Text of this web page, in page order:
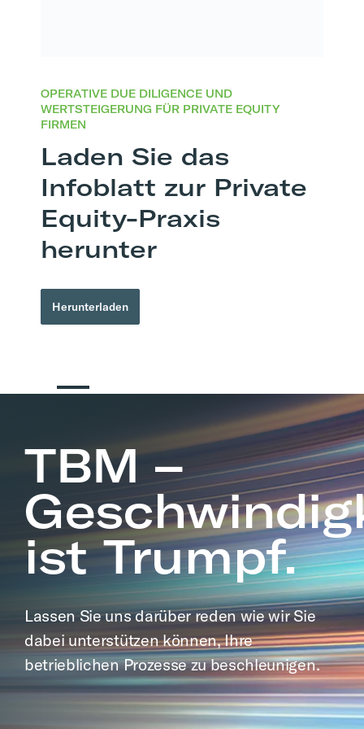
OPERATIVE DUE DILIGENCE UND
WERTSTEIGERUNG FÜR PRIVATE EQUITY
FIRMEN
Laden Sie das
Infoblatt zur Private
Equity-Praxis
herunter
Herunterladen
TBM –
ist Trumpf.
Lassen Sie uns darüber reden wie wir Sie
dabei unterstützen können, Ihre
betrieblichen Prozesse zu beschleunigen.